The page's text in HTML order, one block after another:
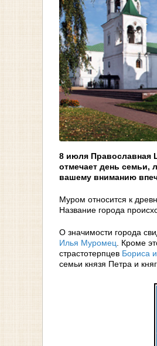
8 июля Православная
отмечает день семьи,
вашему вниманию
Муром относится к
Название города
О значимости города
Илья Муромец. Кроме
страстотерпцев Бориса
семьи князя Петра и